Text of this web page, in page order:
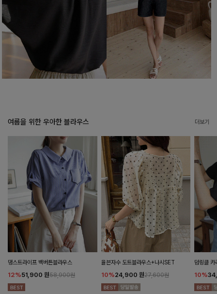
여름을 위한 우아한 블라우스 더보기
댕스트라이프 백버튼블라우스
12%51,900 원58,900원
율븐자수 도트블라우스+나시SET
10%24,900 원27,600원
덤링클 카
10%